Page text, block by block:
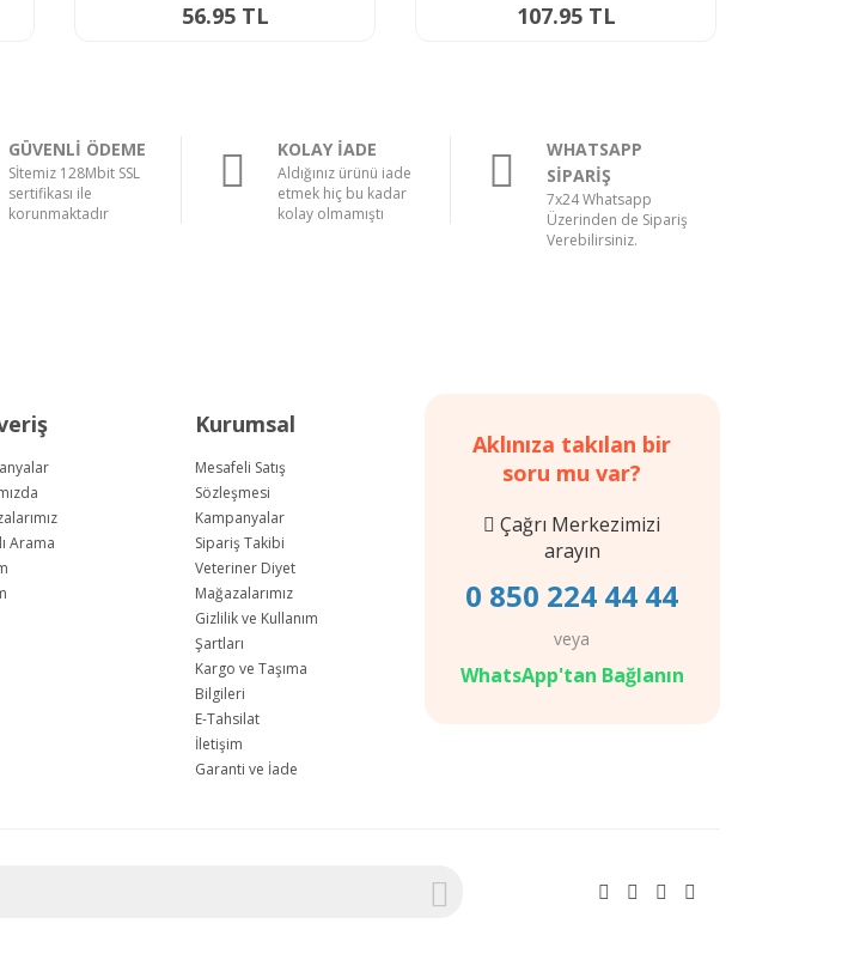
56.95 TL 107.95 TL
GÜVENLİ ÖDEME
Sİtemiz 128Mbit SSL
sertifikası ile
korunmaktadır
KOLAY İADE
Aldığınız ürünü iade
etmek hiç bu kadar
kolay olmamıştı
WHATSAPP
SİPARİŞ
7x24 Whatsapp
Üzerinden de Sipariş
Verebilirsiniz.
Arama
Kurumsal
Mesafeli Satış
Sözleşmesi
Kampanyalar
Sipariş Takibi
Veteriner Diyet
Mağazalarımız
Gizlilik ve Kullanım
Şartları
Kargo ve Taşıma
Bilgileri
E-Tahsilat
İletişim
Garanti ve İade
Aklınıza takılan bir
soru mu var?
Çağrı Merkezimizi
arayın
0 850 224 44 44
veya
WhatsApp'tan Bağlanın